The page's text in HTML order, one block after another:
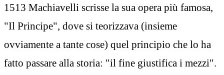
1513 Machiavelli scrisse la sua opera più famosa,
"Il Principe", dove si teorizzava (insieme
ovviamente a tante cose) quel principio che lo ha
fatto passare alla storia: "il fine giustifica i mezzi".